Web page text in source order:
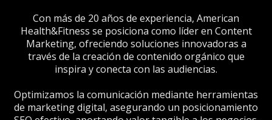
Con más de 20 años de experiencia, American
Health&Fitness se posiciona como líder en Content
Marketing, ofreciendo soluciones innovadoras a
través de la creación de contenido orgánico que
inspira y conecta con las audiencias.
Optimizamos la comunicación mediante herramientas
de marketing digital, asegurando un posicionamiento